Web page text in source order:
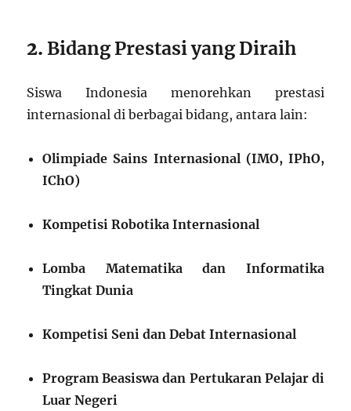
2.Bidang Prestasi yang Diraih
Siswa Indonesia menorehkan prestasi
internasional di berbagai bidang, antara lain:
Olimpiade Sains Internasional (IMO, IPhO,
IChO)
Kompetisi Robotika Internasional
Lomba Matematika dan Informatika
Tingkat Dunia
Kompetisi Seni dan Debat Internasional
Program Beasiswa dan Pertukaran Pelajar di
Luar Negeri